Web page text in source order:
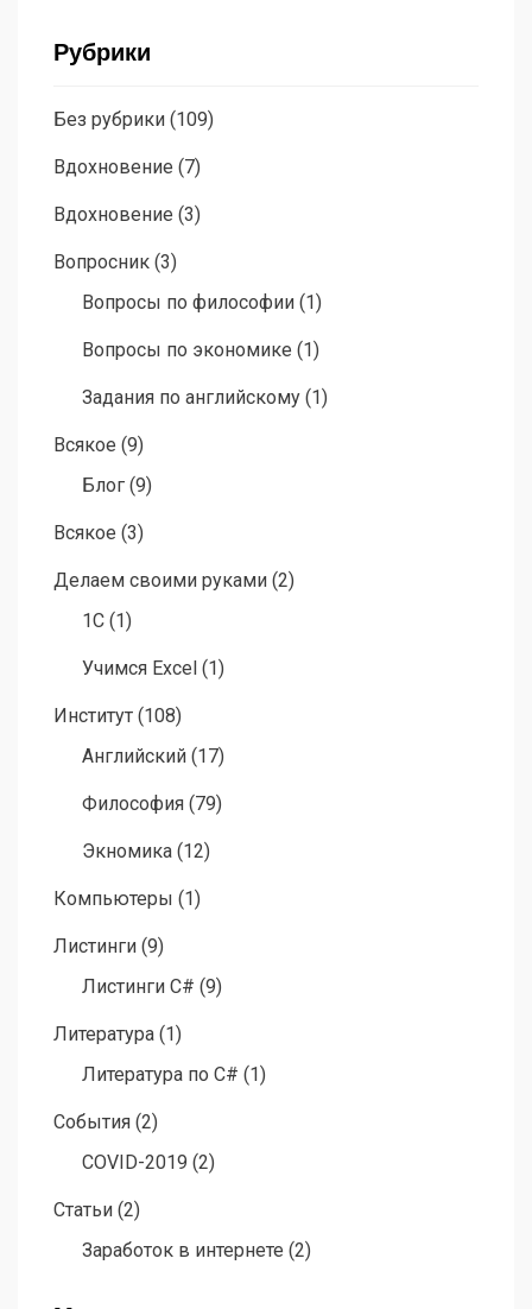
Рубрики
Без рубрики (109)
Вдохновение (7)
Вдохновение (3)
Вопросник (3)
Вопросы по философии (1)
Вопросы по экономике (1)
Задания по английскому (1)
Всякое (9)
Блог (9)
Всякое (3)
Делаем своими руками (2)
1C (1)
Учимся Excel (1)
Институт (108)
Английский (17)
Философия (79)
Экномика (12)
Компьютеры (1)
Листинги (9)
Листинги C# (9)
Литература (1)
Литература по C# (1)
События (2)
COVID-2019 (2)
Статьи (2)
Заработок в интернете (2)